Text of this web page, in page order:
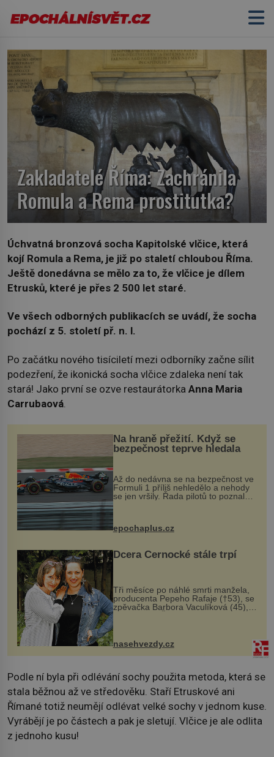
Zakladatelé Říma: Zachránila
Romula a Rema prostitutka?
Úchvatná bronzová socha Kapitolské vlčice, která
kojí Romula a Rema, je již po staletí chloubou Říma.
Ještě donedávna se mělo za to, že vlčice je dílem
Etrusků, které je přes 2 500 let staré.
Ve všech odborných publikacích se uvádí, že socha
pochází z 5. století př. n. l.
Po začátku nového tisíciletí mezi odborníky začne sílit
podezření, že ikonická socha vlčice zdaleka není tak
stará! Jako první se ozve restaurátorka Anna Maria
Carrubaová
Na hraně přežití. Když se
bezpečnost teprve hledala
Až do nedávna se na bezpečnost ve
Formuli 1 příliš nehledělo a nehody
se jen vršily. Řada pilotů to poznala
na vlastní kůži, často s trvalými
následky nebo bohužel i ztrátou
života. Dnes nepochopiteln...
epochaplus.cz
Dcera Černocké stále trpí
Tři měsíce po náhlé smrti manžela,
producenta Pepeho Rafaje (†53), se
zpěvačka Barbora Vaculíková (45),
dcera Petry Černocké (75), poprvé
ozvala veřejnosti. Na sociální síti
sdílela, že se snaží fung...
nasehvezdy.cz
Podle ní byla při odlévání sochy použita metoda, která se
stala běžnou až ve středověku. Staří Etruskové ani
Římané totiž neumějí odlévat velké sochy v jednom kuse.
Vyrábějí je po částech a pak je sletují. Vlčice je ale odlita
z jednoho kusu!